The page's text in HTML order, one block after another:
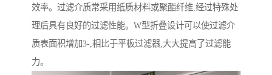
效率。过滤介质常采用纸质材料或聚酯纤维,经过特殊处
理后具有良好的过滤性能。W型折叠设计可以使过滤介
质表面积增加3-,相比于平板过滤器,大大提高了过滤能
力。